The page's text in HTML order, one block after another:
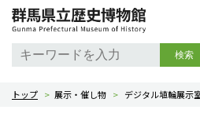
検索
トップ > 展示・催し物 > デジタル埴輪展示